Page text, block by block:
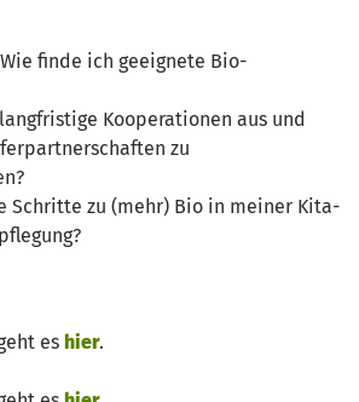
finde ich geeignete Bio-
Kooperationen aus und
zu
Schritte zu (mehr) Bio in meiner Kita-
es hier.